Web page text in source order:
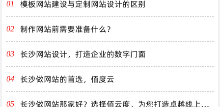
01 模板网站建设与定制网站设计的区别
02 制作网站前需要准备什么？
03 长沙网站设计，打造企业的数字门面
04 长沙做网站的首选，佰度云
05
长沙做网站那家好？选择佰云度，为您打造卓越线上体